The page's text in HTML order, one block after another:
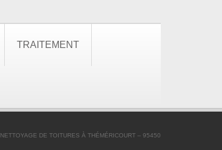
TRAITEMENT
NETTOYAGE DE TOITURES À THÉMÉRICOURT – 95450